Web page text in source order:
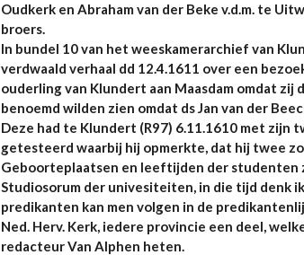
Oudkerk en Abraham van der Beke v.d.m. te
broers.
In bundel 10 van het weeskamerarchief van
verdwaald verhaal dd 12.4.1611 over een
ouderling van Klundert aan Maasdam omdat zij
benoemd wilden zien omdat ds Jan van der
Deze had te Klundert (R97) 6.11.1610 met zijn
getesteerd waarbij hij opmerkte, dat hij twee
Geboorteplaatsen en leeftijden der studenten
Studiosorum der univesiteiten, in die tijd denk
predikanten kan men volgen in de
Ned. Herv. Kerk, iedere provincie een deel,
redacteur Van Alphen heten.